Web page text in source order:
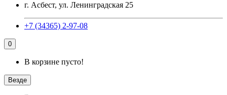
г. Асбест, ул. Ленинградская 25
+7 (34365) 2-97-08
0
В корзине пусто!
Везде